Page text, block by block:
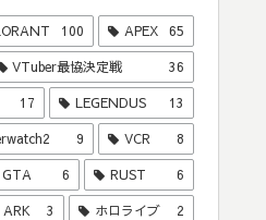
100 APEX 65
VTuber最協決定戦 36
17 LEGENDUS 13
9 VCR 8
GTA 6 RUST 6
ARK 3 ホロライブ 2